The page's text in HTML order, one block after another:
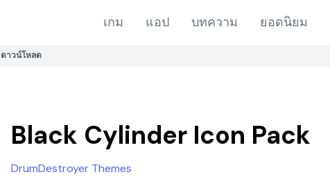
เกม แอป บทความ ยอดนิยม
ดาวน์โหลด
Black Cylinder Icon Pack
DrumDestroyer Themes